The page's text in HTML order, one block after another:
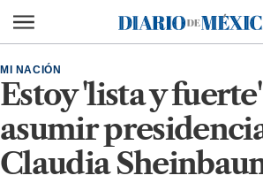
Diario de México
Estoy 'lista y
asumir
Claudia
MI NACIÓN